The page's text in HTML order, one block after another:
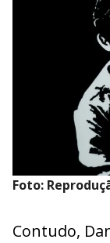
Foto:
Contudo,